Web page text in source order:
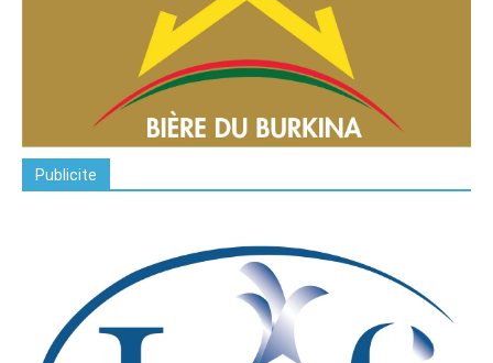
Publicite